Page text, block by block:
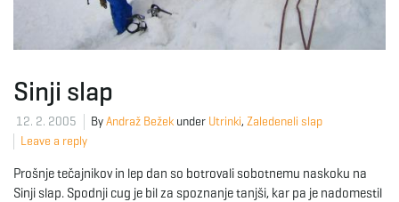
Sinji slap
12. 2. 2005 ByAndraž Bežek under Utrinki, Zaledeneli slap
Leave a reply
Prošnje tečajnikov in lep dan so botrovali sobotnemu naskoku na
Sinji slap. Spodnji cug je bil za spoznanje tanjši, kar pa je nadomestil